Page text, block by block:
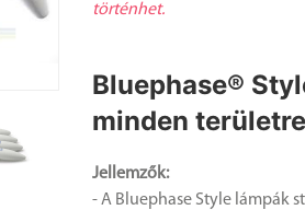
történhet.
Bluephase®
minden
Jellemzők:
- A Bluephase Style lámpák